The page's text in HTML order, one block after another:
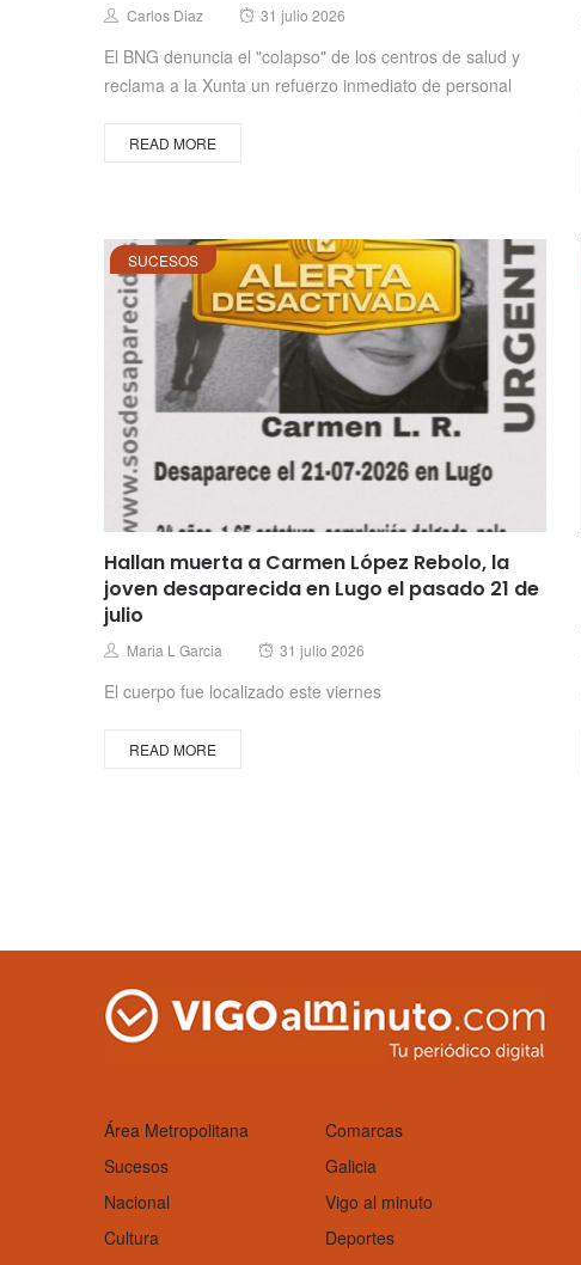
Author
Carlos Diaz
Posted
31 julio 2026
El BNG denuncia el "colapso" de los centros de salud y
reclama a la Xunta un refuerzo inmediato de personal
READ MORE
SUCESOS
Hallan muerta a Carmen López Rebolo, la
joven desaparecida en Lugo el pasado 21 de
julio
Author
Maria L Garcia
Posted
31 julio 2026
El cuerpo fue localizado este viernes
READ MORE
Área Metropolitana
Comarcas
Sucesos
Galicia
Nacional
Vigo al minuto
Cultura
Deportes